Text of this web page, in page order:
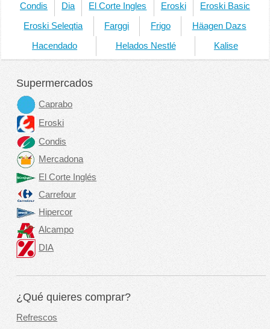
Condis Dia El Corte Ingles Eroski Eroski Basic
Eroski Seleqtia Farggi Frigo Häagen Dazs
Hacendado Helados Nestlé Kalise
Supermercados
Caprabo
Eroski
Condis
Mercadona
El Corte Inglés
Carrefour
Hipercor
Alcampo
DIA
¿Qué quieres comprar?
Refrescos